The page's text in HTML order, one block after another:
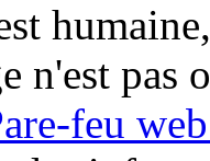
n'est pas
feu